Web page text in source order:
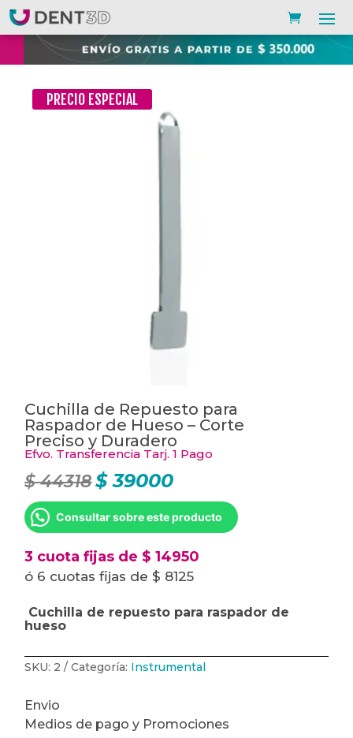
PRECIO ESPECIAL
Cuchilla de Repuesto para
Raspador de Hueso – Corte
Preciso y Duradero
Efvo. Transferencia Tarj. 1 Pago
$44318 El
precio
original
era:
$ 44318.
$39000El
actual
es:
$ 39000.
Consultar sobre este producto
3 cuota fijas de $ 14950
ó 6 cuotas fijas de $ 8125
Cuchilla de repuesto para raspador de
hueso
SKU: 2 Categoría: Instrumental
Envio
Medios de pago y Promociones